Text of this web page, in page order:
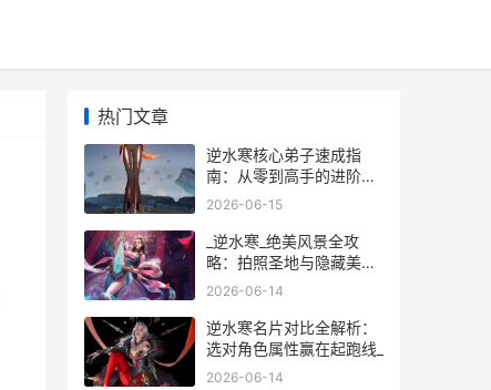
热门文章
逆水寒核心弟子速成指
南：从零到高手的进阶秘
籍
2026-06-15
_逆水寒_绝美风景全攻
略：拍照圣地与隐藏美景
揭秘
2026-06-14
逆水寒名片对比全解析：
选对角色属性赢在起跑线_
2026-06-14